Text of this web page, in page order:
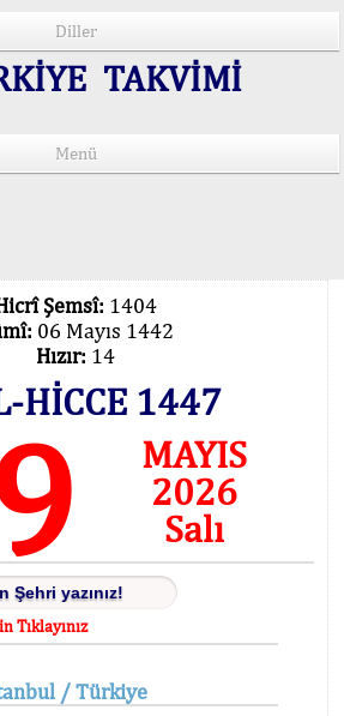
Diller
TAKVİMİ
Menü
Şemsî: 1404
06 Mayıs 1442
Hızır: 14
HİCCE 1447
MAYIS
2026
Salı
Tıklayınız
/ Türkiye